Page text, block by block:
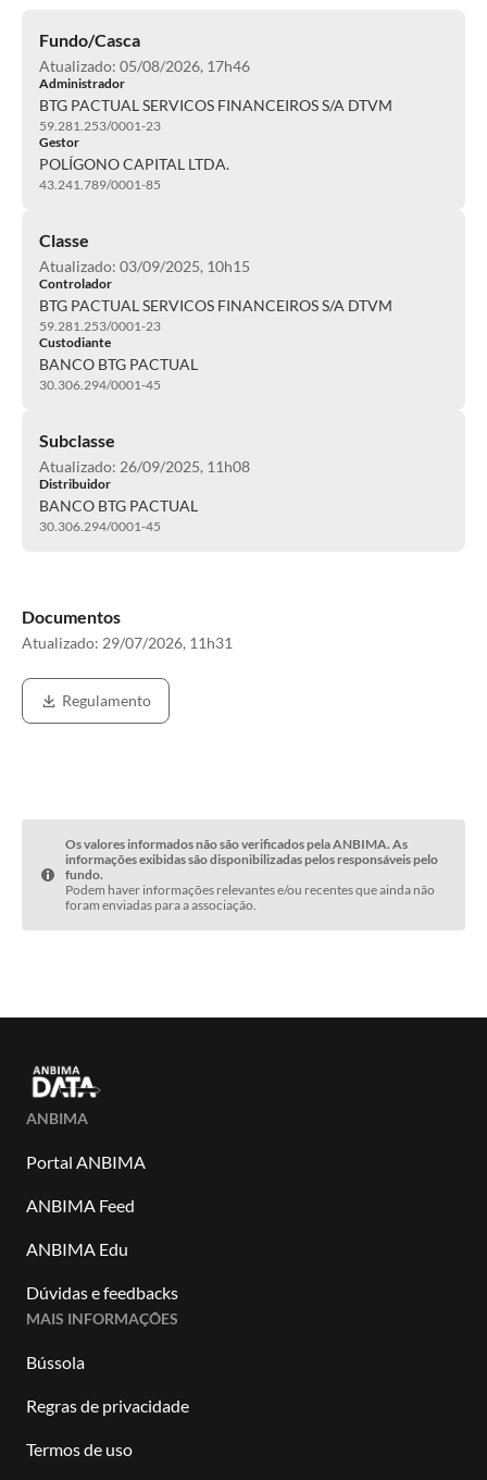
Fundo/Casca
Atualizado: 05/08/2026, 17h46
Administrador
BTG PACTUAL SERVICOS FINANCEIROS S/A DTVM
59.281.253/0001-23
Gestor
POLÍGONO CAPITAL LTDA.
43.241.789/0001-85
Classe
Atualizado: 03/09/2025, 10h15
Controlador
BTG PACTUAL SERVICOS FINANCEIROS S/A DTVM
59.281.253/0001-23
Custodiante
BANCO BTG PACTUAL
30.306.294/0001-45
Subclasse
Atualizado: 26/09/2025, 11h08
Distribuidor
BANCO BTG PACTUAL
30.306.294/0001-45
Documentos
Atualizado: 29/07/2026, 11h31
Regulamento
Os valores informados não são verificados pela ANBIMA. As
informações exibidas são disponibilizadas pelos responsáveis pelo
fundo.
Podem haver informações relevantes e/ou recentes que ainda não
foram enviadas para a associação.
ANBIMA
Portal ANBIMA
ANBIMA Feed
ANBIMA Edu
Dúvidas e feedbacks
MAIS INFORMAÇÕES
Bússola
Regras de privacidade
Termos de uso